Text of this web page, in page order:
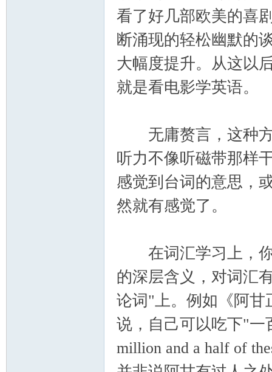
看了好几部欧美的喜
断涌现的轻松幽默的
大幅度提升。从这以
就是看电影学英语。
无庸赘言，这种方
听力不像听磁带那样
感觉到台词的意思，
然就有感觉了。
在词汇学习上，你
的深层含义，对词汇
论词"上。例如《阿甘
说，自己可以吃下"一
million and a half of